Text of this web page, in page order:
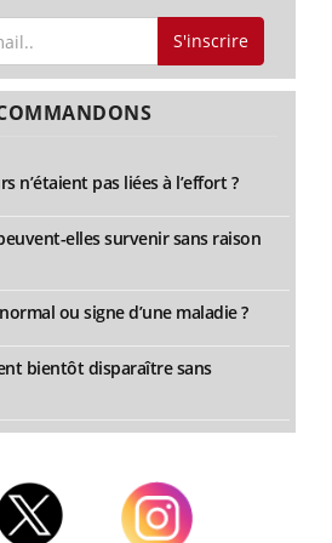
S'inscrire
n’étaient pas liées à l’effort ?
elles survenir sans raison
ou signe d’une maladie ?
bientôt disparaître sans